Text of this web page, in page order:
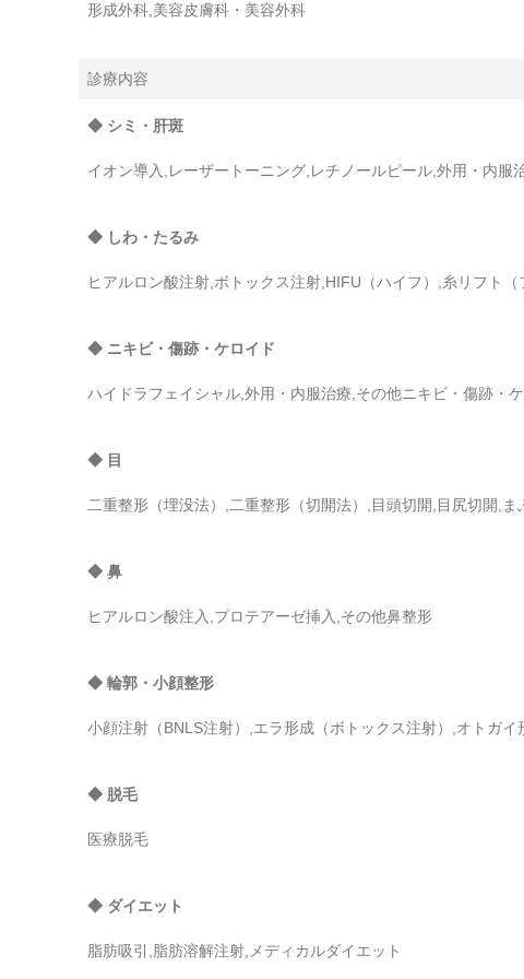
形成外科,美容皮膚科・美容外科
診療内容
◆ シミ・肝斑
イオン導入,レーザートーニング,レチノールピール,外用・内服
◆ しわ・たるみ
ヒアルロン酸注射,ボトックス注射,HIFU（ハイフ）,糸リフト
◆ ニキビ・傷跡・ケロイド
ハイドラフェイシャル,外用・内服治療,その他ニキビ・傷跡・
◆ 目
二重整形（埋没法）,二重整形（切開法）,目頭切開,目尻切開,
◆ 鼻
ヒアルロン酸注入,プロテアーゼ挿入,その他鼻整形
◆ 輪郭・小顔整形
小顔注射（BNLS注射）,エラ形成（ボトックス注射）,オトガ
◆ 脱毛
医療脱毛
◆ ダイエット
脂肪吸引,脂肪溶解注射,メディカルダイエット